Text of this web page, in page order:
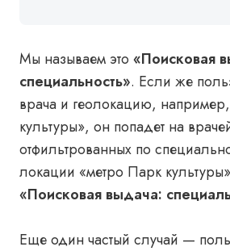
Мы называем это «Поисковая
специальность». Если же
врача и геолокацию,
культуры», он попадет на
отфильтрованных по
локации «метро Парк
«Поисковая выдача:
Еще один частый случай —